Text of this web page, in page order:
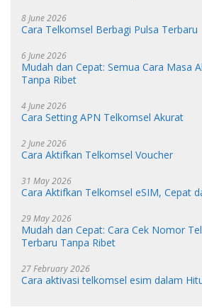
8 June 2026
Cara Telkomsel Berbagi Pulsa Terbaru
6 June 2026
Mudah dan Cepat: Semua Cara Masa
Tanpa Ribet
4 June 2026
Cara Setting APN Telkomsel Akurat
2 June 2026
Cara Aktifkan Telkomsel Voucher
31 May 2026
Cara Aktifkan Telkomsel eSIM, Cepat
29 May 2026
Mudah dan Cepat: Cara Cek Nomor
Terbaru Tanpa Ribet
27 February 2026
Cara aktivasi telkomsel esim dalam